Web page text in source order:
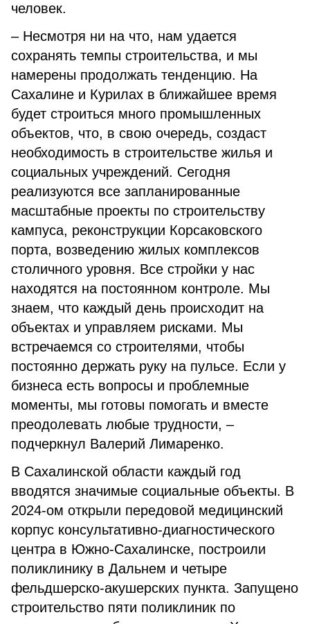
человек.
– Несмотря ни на что, нам удается
сохранять темпы строительства, и мы
намерены продолжать тенденцию. На
Сахалине и Курилах в ближайшее время
будет строиться много промышленных
объектов, что, в свою очередь, создаст
необходимость в строительстве жилья и
социальных учреждений. Сегодня
реализуются все запланированные
масштабные проекты по строительству
кампуса, реконструкции Корсаковского
порта, возведению жилых комплексов
столичного уровня. Все стройки у нас
находятся на постоянном контроле. Мы
знаем, что каждый день происходит на
объектах и управляем рисками. Мы
встречаемся со строителями, чтобы
постоянно держать руку на пульсе. Если у
бизнеса есть вопросы и проблемные
моменты, мы готовы помогать и вместе
преодолевать любые трудности, –
подчеркнул Валерий Лимаренко.
В Сахалинской области каждый год
вводятся значимые социальные объекты. В
2024-ом открыли передовой медицинский
корпус консультативно-диагностического
центра в Южно-Сахалинске, построили
поликлинику в Дальнем и четыре
фельдшерско-акушерских пункта. Запущено
строительство пяти поликлиник по